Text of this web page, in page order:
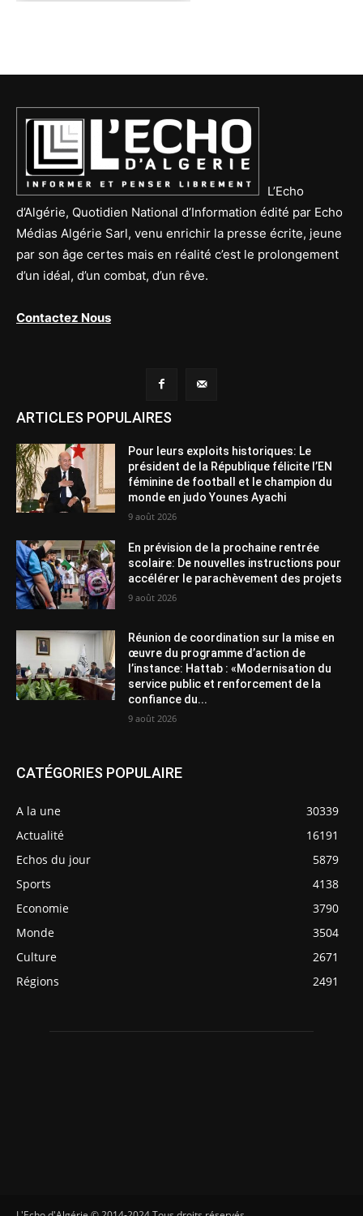
L’Echo
d’Algérie, Quotidien National d’Information édité par Echo
Médias Algérie Sarl, venu enrichir la presse écrite, jeune
par son âge certes mais en réalité c’est le prolongement
d’un idéal, d’un combat, d’un rêve.
Contactez Nous
ARTICLES POPULAIRES
Pour leurs exploits historiques: Le
président de la République félicite l’EN
féminine de football et le champion du
monde en judo Younes Ayachi
9 août 2026
En prévision de la prochaine rentrée
scolaire: De nouvelles instructions pour
accélérer le parachèvement des projets
9 août 2026
Réunion de coordination sur la mise en
œuvre du programme d’action de
l’instance: Hattab : «Modernisation du
service public et renforcement de la
confiance du...
9 août 2026
CATÉGORIES POPULAIRE
A la une
30339
Actualité
16191
Echos du jour
5879
Sports
4138
Economie
3790
Monde
3504
Culture
2671
Régions
2491